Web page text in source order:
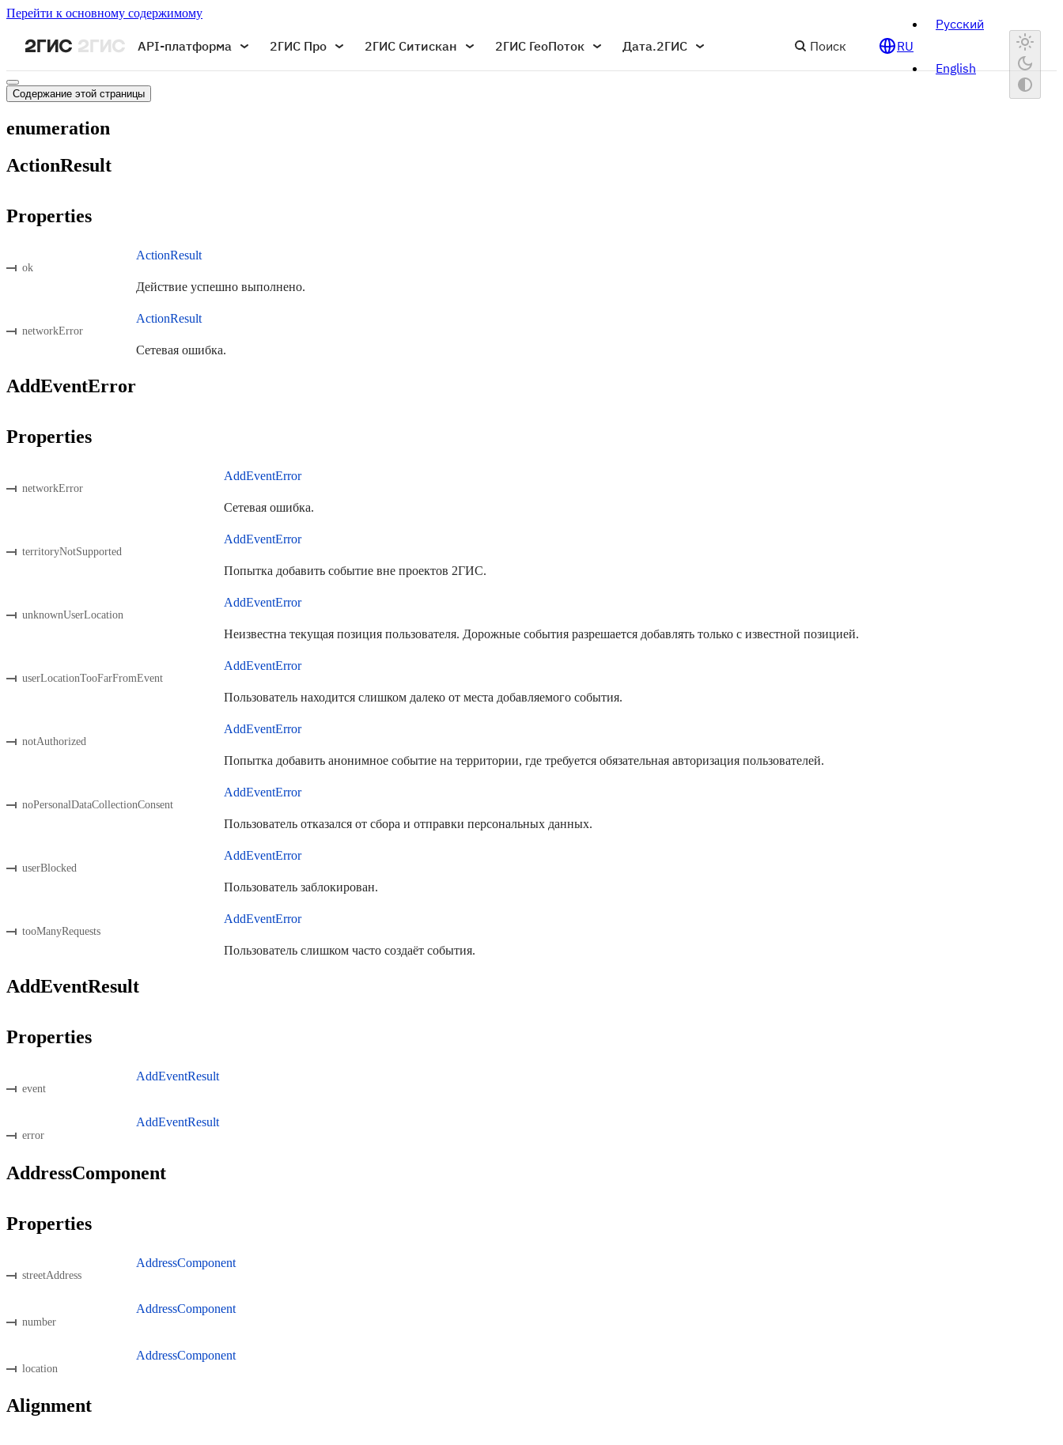
Перейти к основному содержимому
API-платформа 2ГИС Про 2ГИС Ситискан 2ГИС ГеоПоток Дата.2ГИС Поиск RU
Русский
English
Содержание этой страницы
enumeration
ActionResult
Properties
ok
ActionResult
Действие успешно выполнено.
networkError
ActionResult
Сетевая ошибка.
AddEventError
Properties
networkError
AddEventError
Сетевая ошибка.
territoryNotSupported
AddEventError
Попытка добавить событие вне проектов 2ГИС.
unknownUserLocation
AddEventError
Неизвестна текущая позиция пользователя. Дорожные события разрешается добавлять только с известной позицией.
userLocationTooFarFromEvent
AddEventError
Пользователь находится слишком далеко от места добавляемого события.
notAuthorized
AddEventError
Попытка добавить анонимное событие на территории, где требуется обязательная авторизация пользователей.
noPersonalDataCollectionConsent
AddEventError
Пользователь отказался от сбора и отправки персональных данных.
userBlocked
AddEventError
Пользователь заблокирован.
tooManyRequests
AddEventError
Пользователь слишком часто создаёт события.
AddEventResult
Properties
event
AddEventResult
error
AddEventResult
AddressComponent
Properties
streetAddress
AddressComponent
number
AddressComponent
location
AddressComponent
Alignment